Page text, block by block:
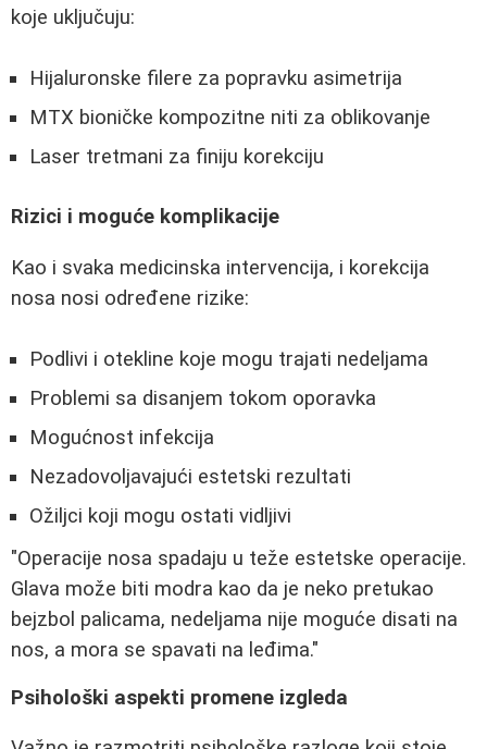
koje uključuju:
Hijaluronske filere za popravku asimetrija
MTX bioničke kompozitne niti za oblikovanje
Laser tretmani za finiju korekciju
Rizici i moguće komplikacije
Kao i svaka medicinska intervencija, i korekcija
nosa nosi određene rizike:
Podlivi i otekline koje mogu trajati nedeljama
Problemi sa disanjem tokom oporavka
Mogućnost infekcija
Nezadovoljavajući estetski rezultati
Ožiljci koji mogu ostati vidljivi
"Operacije nosa spadaju u teže estetske operacije.
Glava može biti modra kao da je neko pretukao
bejzbol palicama, nedeljama nije moguće disati na
nos, a mora se spavati na leđima."
Psihološki aspekti promene izgleda